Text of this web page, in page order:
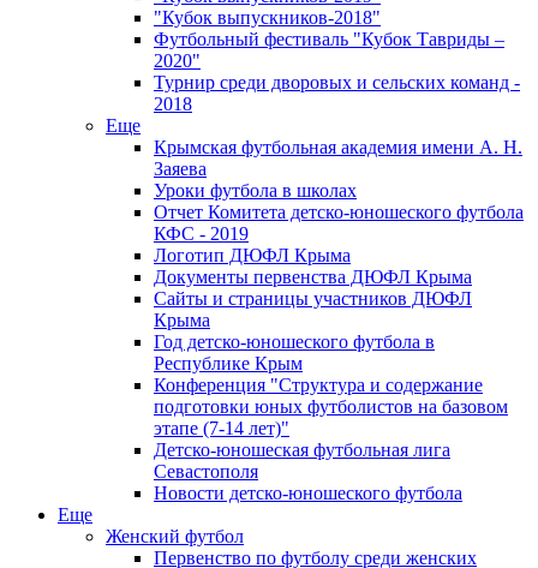
"Кубок выпускников-2018"
Футбольный фестиваль "Кубок Тавриды –
2020"
Турнир среди дворовых и сельских команд -
2018
Еще
Крымская футбольная академия имени А. Н.
Заяева
Уроки футбола в школах
Отчет Комитета детско-юношеского футбола
КФС - 2019
Логотип ДЮФЛ Крыма
Документы первенства ДЮФЛ Крыма
Сайты и страницы участников ДЮФЛ
Крыма
Год детско-юношеского футбола в
Республике Крым
Конференция "Структура и содержание
подготовки юных футболистов на базовом
этапе (7-14 лет)"
Детско-юношеская футбольная лига
Севастополя
Новости детско-юношеского футбола
Еще
Женский футбол
Первенство по футболу среди женских